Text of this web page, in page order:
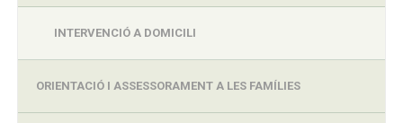
INTERVENCIÓ A DOMICILI
ORIENTACIÓ I ASSESSORAMENT A LES FAMÍLIES